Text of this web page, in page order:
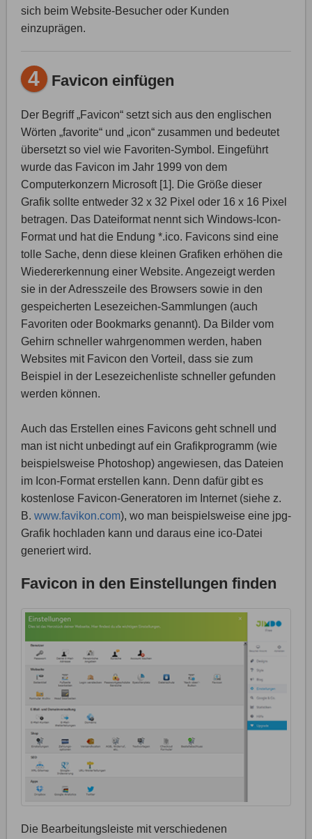
sich beim Website-Besucher oder Kunden
einzuprägen.
4 Favicon einfügen
Der Begriff „Favicon“ setzt sich aus den englischen
Wörten „favorite“ und „icon“ zusammen und bedeutet
übersetzt so viel wie Favoriten-Symbol. Eingeführt
wurde das Favicon im Jahr 1999 von dem
Computerkonzern Microsoft [1]. Die Größe dieser
Grafik sollte entweder 32 x 32 Pixel oder 16 x 16 Pixel
betragen. Das Dateiformat nennt sich Windows-Icon-
Format und hat die Endung *.ico. Favicons sind eine
tolle Sache, denn diese kleinen Grafiken erhöhen die
Wiedererkennung einer Website. Angezeigt werden
sie in der Adresszeile des Browsers sowie in den
gespeicherten Lesezeichen-Sammlungen (auch
Favoriten oder Bookmarks genannt). Da Bilder vom
Gehirn schneller wahrgenommen werden, haben
Websites mit Favicon den Vorteil, dass sie zum
Beispiel in der Lesezeichenliste schneller gefunden
werden können.
Auch das Erstellen eines Favicons geht schnell und
man ist nicht unbedingt auf ein Grafikprogramm (wie
beispielsweise Photoshop) angewiesen, das Dateien
im Icon-Format erstellen kann. Denn dafür gibt es
kostenlose Favicon-Generatoren im Internet (siehe z.
B. www.favikon.com), wo man beispielsweise eine jpg-
Grafik hochladen kann und daraus eine ico-Datei
generiert wird.
Favicon in den Einstellungen finden
Die Bearbeitungsleiste mit verschiedenen